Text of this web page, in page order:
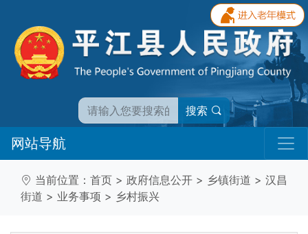
搜索
网站导航
当前位置： 首页 > 政府信息公开 > 乡镇街道 > 汉昌
街道 > 业务事项 > 乡村振兴